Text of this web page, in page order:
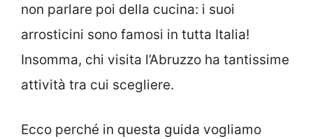
non parlare poi della cucina: i suoi
arrosticini sono famosi in tutta Italia!
Insomma, chi visita l’Abruzzo ha tantissime
attività tra cui scegliere.
Ecco perché in questa guida vogliamo